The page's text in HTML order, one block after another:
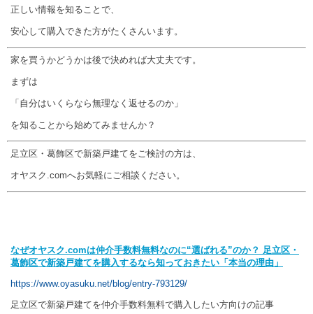
正しい情報を知ることで、
安心して購入できた方がたくさんいます。
家を買うかどうかは後で決めれば大丈夫です。
まずは
「自分はいくらなら無理なく返せるのか」
を知ることから始めてみませんか？
足立区・葛飾区で新築戸建てをご検討の方は、
オヤスク.comへお気軽にご相談ください。
なぜオヤスク.comは仲介手数料無料なのに“選ばれる”のか？ 足立区・
葛飾区で新築戸建てを購入するなら知っておきたい「本当の理由」
https://www.oyasuku.net/blog/entry-793129/
足立区で新築戸建てを仲介手数料無料で購入したい方向けの記事